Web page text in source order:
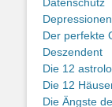
Depressionen
Der perfekte
Deszendent
Die 12
Die 12
Die Ängste